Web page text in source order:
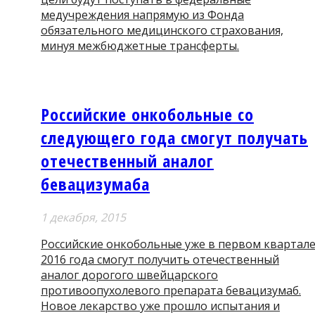
медучреждения напрямую из Фонда
обязательного медицинского страхования,
минуя межбюджетные трансферты.
Российские онкобольные со
следующего года смогут получать
отечественный аналог
бевацизумаба
1 декабря, 2015
Российские онкобольные уже в первом квартале
2016 года смогут получить отечественный
аналог дорогого швейцарского
противоопухолевого препарата бевацизумаб.
Новое лекарство уже прошло испытания и